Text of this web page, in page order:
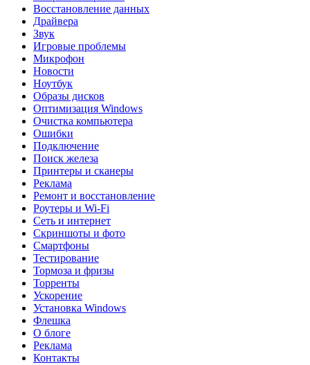
Восстановление данных
Драйвера
Звук
Игровые проблемы
Микрофон
Новости
Ноутбук
Образы дисков
Оптимизация Windows
Очистка компьютера
Ошибки
Подключение
Поиск железа
Принтеры и сканеры
Реклама
Ремонт и восстановление
Роутеры и Wi-Fi
Сеть и интернет
Скриншоты и фото
Смартфоны
Тестирование
Тормоза и фризы
Торренты
Ускорение
Установка Windows
Флешка
О блоге
Реклама
Контакты